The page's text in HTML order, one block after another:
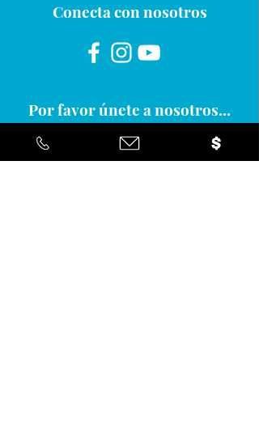
Conecta con nosotros
Por favor únete a nosotros...
Sí ... ¡Me gustaría estar informado
sobre la acción positiva que estan